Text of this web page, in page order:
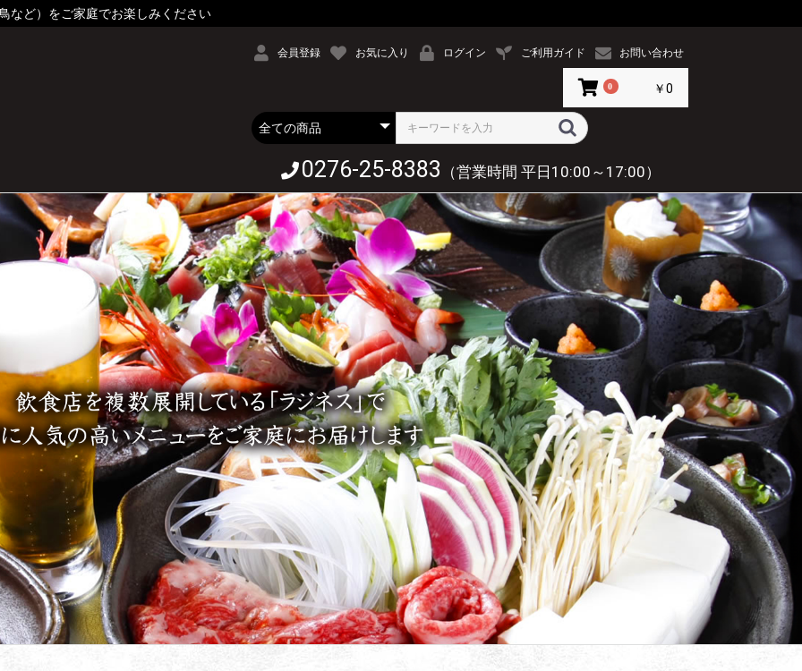
など）をご家庭でお楽しみください
会員登録 お気に入り ログイン ご利用ガイド お問い合わせ
0 ￥0
0276-25-8383 （営業時間 平日10:00～17:00）